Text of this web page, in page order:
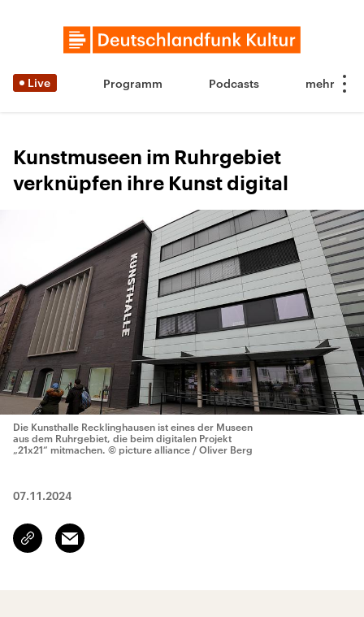
Live Programm Podcasts
Kunstmuseen im Ruhrgebiet
verknüpfen ihre Kunst digital
Die Kunsthalle Recklinghausen ist eines der Museen
aus dem Ruhrgebiet, die beim digitalen Projekt
„21x21“ mitmachen. © picture alliance / Oliver Berg
07.11.2024
Link
kopieren/teilen
Email